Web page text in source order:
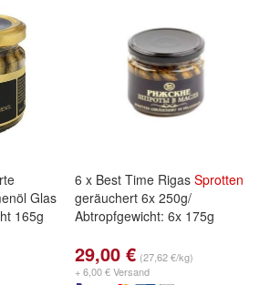
Glas
165g
6 x Best Time Rigas Sprotten
geräuchert 6x 250g/
Abtropfgewicht: 6x 175g
29,00 € (27,62 €/kg)
+ 6,00 € Versand